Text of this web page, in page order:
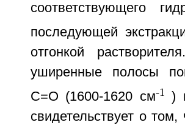
соответствующего
последующей
отгонкой
уширенные полосы
C=O (1600-1620 см-1
)
свидетельствует о